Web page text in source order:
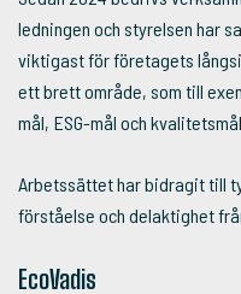
ledningen och styrelsen har
viktigast för företagets
ett brett område, som till
mål, ESG-mål och
Arbetssättet har bidragit till
förståelse och delaktighet
EcoVadis